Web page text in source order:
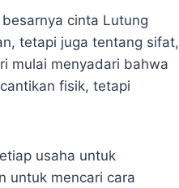
cinta Lutung
tetapi juga tentang sifat,
mulai menyadari bahwa
fisik, tetapi
usaha untuk
untuk mencari cara